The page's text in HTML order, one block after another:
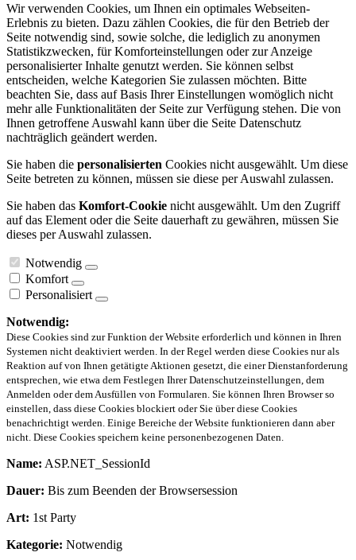
Wir verwenden Cookies, um Ihnen ein optimales Webseiten-
Erlebnis zu bieten. Dazu zählen Cookies, die für den Betrieb der
Seite notwendig sind, sowie solche, die lediglich zu anonymen
Statistikzwecken, für Komforteinstellungen oder zur Anzeige
personalisierter Inhalte genutzt werden. Sie können selbst
entscheiden, welche Kategorien Sie zulassen möchten. Bitte
beachten Sie, dass auf Basis Ihrer Einstellungen womöglich nicht
mehr alle Funktionalitäten der Seite zur Verfügung stehen. Die von
Ihnen getroffene Auswahl kann über die Seite Datenschutz
nachträglich geändert werden.
Sie haben die personalisierten Cookies nicht ausgewählt. Um diese
Seite betreten zu können, müssen sie diese per Auswahl zulassen.
Sie haben das Komfort-Cookie nicht ausgewählt. Um den Zugriff
auf das Element oder die Seite dauerhaft zu gewähren, müssen Sie
dieses per Auswahl zulassen.
Notwendig
Komfort
Personalisiert
Notwendig:
Diese Cookies sind zur Funktion der Website erforderlich und können in Ihren
Systemen nicht deaktiviert werden. In der Regel werden diese Cookies nur als
Reaktion auf von Ihnen getätigte Aktionen gesetzt, die einer Dienstanforderung
entsprechen, wie etwa dem Festlegen Ihrer Datenschutzeinstellungen, dem
Anmelden oder dem Ausfüllen von Formularen. Sie können Ihren Browser so
einstellen, dass diese Cookies blockiert oder Sie über diese Cookies
benachrichtigt werden. Einige Bereiche der Website funktionieren dann aber
nicht. Diese Cookies speichern keine personenbezogenen Daten.
Name: ASP.NET_SessionId
Dauer: Bis zum Beenden der Browsersession
Art: 1st Party
Kategorie: Notwendig